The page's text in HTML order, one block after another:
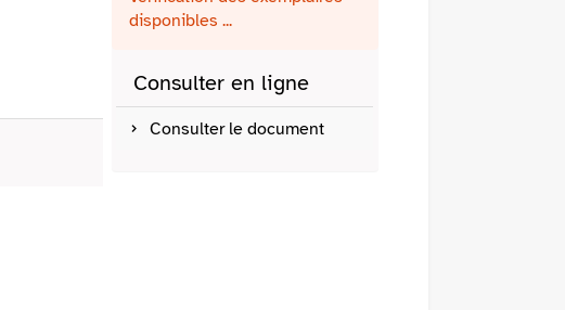
disponibles ...
Consulter en ligne
Consulter le document